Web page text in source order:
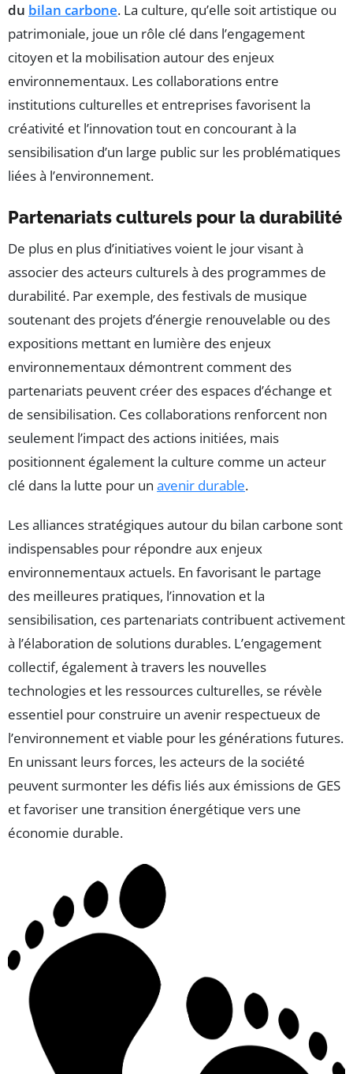
du bilan carbone. La culture, qu’elle soit artistique ou
patrimoniale, joue un rôle clé dans l’engagement
citoyen et la mobilisation autour des enjeux
environnementaux. Les collaborations entre
institutions culturelles et entreprises favorisent la
créativité et l’innovation tout en concourant à la
sensibilisation d’un large public sur les problématiques
liées à l’environnement.
Partenariats culturels pour la durabilité
De plus en plus d’initiatives voient le jour visant à
associer des acteurs culturels à des programmes de
durabilité. Par exemple, des festivals de musique
soutenant des projets d’énergie renouvelable ou des
expositions mettant en lumière des enjeux
environnementaux démontrent comment des
partenariats peuvent créer des espaces d’échange et
de sensibilisation. Ces collaborations renforcent non
seulement l’impact des actions initiées, mais
positionnent également la culture comme un acteur
clé dans la lutte pour un avenir durable.
Les alliances stratégiques autour du bilan carbone sont
indispensables pour répondre aux enjeux
environnementaux actuels. En favorisant le partage
des meilleures pratiques, l’innovation et la
sensibilisation, ces partenariats contribuent activement
à l’élaboration de solutions durables. L’engagement
collectif, également à travers les nouvelles
technologies et les ressources culturelles, se révèle
essentiel pour construire un avenir respectueux de
l’environnement et viable pour les générations futures.
En unissant leurs forces, les acteurs de la société
peuvent surmonter les défis liés aux émissions de GES
et favoriser une transition énergétique vers une
économie durable.